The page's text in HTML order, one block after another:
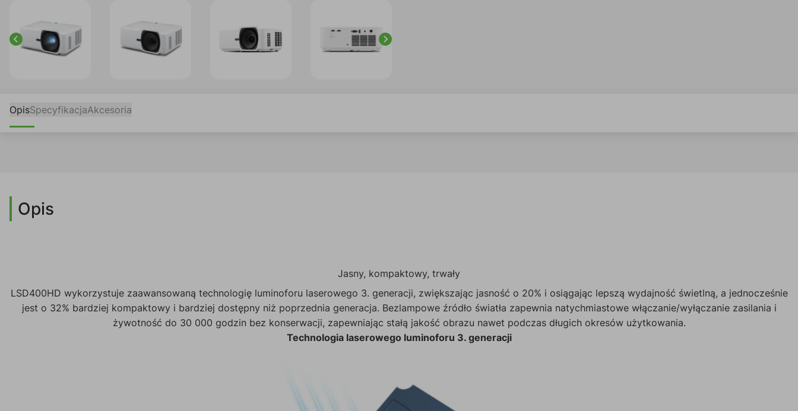
OpisSpecyfikacjaAkcesoria
Opis
Jasny, kompaktowy, trwały
LSD400HD wykorzystuje zaawansowaną technologię luminoforu laserowego 3. generacji, zwiększając jasność o 20% i osiągając lepszą wydajność świetlną, a jednocześnie
jest o 32% bardziej kompaktowy i bardziej dostępny niż poprzednia generacja. Bezlampowe źródło światła zapewnia natychmiastowe włączanie/wyłączanie zasilania i
żywotność do 30 000 godzin bez konserwacji, zapewniając stałą jakość obrazu nawet podczas długich okresów użytkowania.
Technologia laserowego luminoforu 3. generacji